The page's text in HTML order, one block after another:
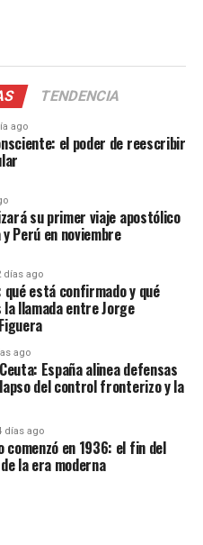
TENDENCIA
ago
el poder de reescribir
su primer viaje apostólico
Perú en noviembre
días ago
qué está confirmado y qué
llamada entre Jorge
ago
España alinea defensas
del control fronterizo y la
días ago
comenzó en 1936: el fin del
la era moderna